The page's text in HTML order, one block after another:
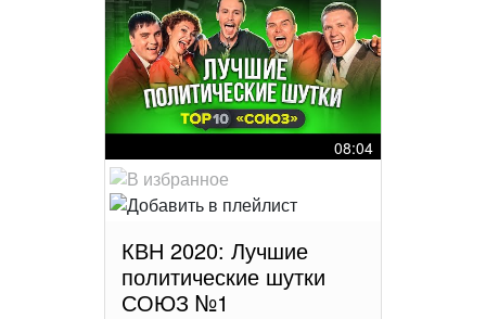
08:04
КВН 2020: Лучшие
политические шутки
СОЮЗ №1